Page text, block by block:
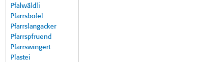
Pfalwäldli
Pfarrsbofel
Pfarrslangacker
Pfarrspfruend
Pfarrswingert
Plastei